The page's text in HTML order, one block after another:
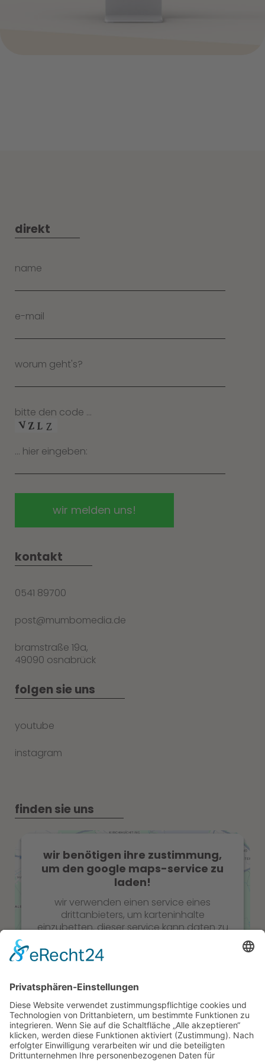
direkt
name
e-mail
worum geht's?
bitte den code …
… hier eingeben:
kontakt
0541 89700
post@mumbomedia.de
bramstraße 19a,
49090 osnabrück
folgen sie uns
youtube
instagram
finden sie uns
wir benötigen ihre zustimmung,
um den google maps-service zu
laden!
wir verwenden einen service eines
drittanbieters, um karteninhalte
einzubetten. dieser service kann daten zu
die details durch und stimmen sie der
nutzung des service zu, um diese karte
Akzeptieren
powered byusercentrics consent
zum recht